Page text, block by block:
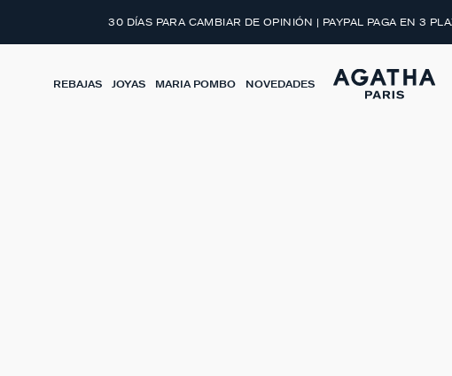
30 DÍAS PARA CAMBIAR DE OPINIÓN | PAYPAL PAGA EN 3
REBAJAS JOYAS MARIA POMBO NOVEDADES